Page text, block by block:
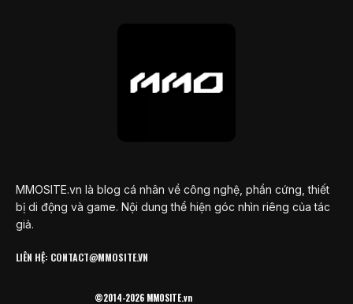
MMOSITE.vn là blog cá nhân về công nghệ, phần cứng, thiết
bị di động và game. Nội dung thể hiện góc nhìn riêng của tác
giả.
LIÊN HỆ: CONTACT@MMOSITE.VN
©2014-2026 MMOSITE.vn